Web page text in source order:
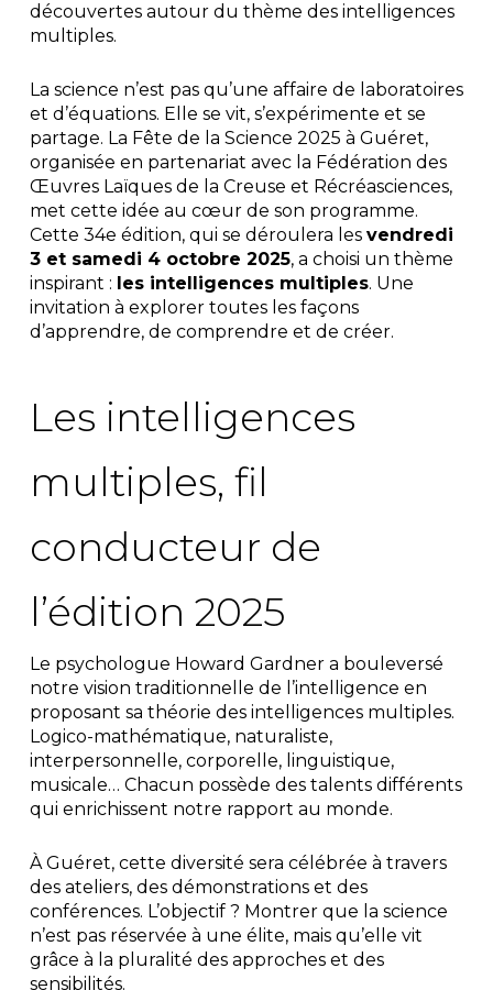
découvertes autour du thème des intelligences
multiples.
La science n’est pas qu’une affaire de laboratoires
et d’équations. Elle se vit, s’expérimente et se
partage. La Fête de la Science 2025 à Guéret,
organisée en partenariat avec la Fédération des
Œuvres Laïques de la Creuse et Récréasciences,
met cette idée au cœur de son programme.
Cette 34e édition, qui se déroulera les vendredi
3 et samedi 4 octobre 2025, a choisi un thème
inspirant : les intelligences multiples. Une
invitation à explorer toutes les façons
d’apprendre, de comprendre et de créer.
Les intelligences
multiples, fil
conducteur de
l’édition 2025
Le psychologue Howard Gardner a bouleversé
notre vision traditionnelle de l’intelligence en
proposant sa théorie des intelligences multiples.
Logico-mathématique, naturaliste,
interpersonnelle, corporelle, linguistique,
musicale… Chacun possède des talents différents
qui enrichissent notre rapport au monde.
À Guéret, cette diversité sera célébrée à travers
des ateliers, des démonstrations et des
conférences. L’objectif ? Montrer que la science
n’est pas réservée à une élite, mais qu’elle vit
grâce à la pluralité des approches et des
sensibilités.